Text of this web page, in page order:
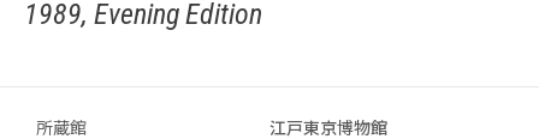
1989, Evening Edition
所蔵館
江戸東京博物館